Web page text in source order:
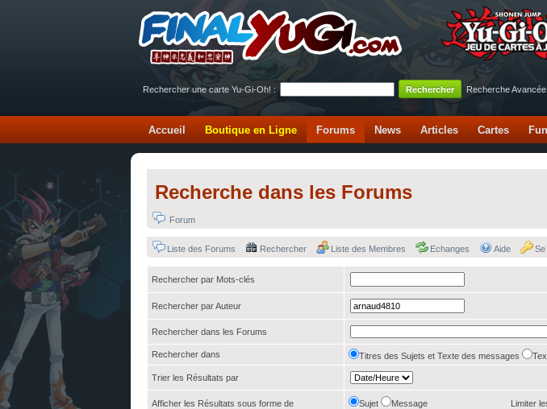
Rechercher une carte Yu-Gi-Oh! :
Recherche Avancée
Accueil Boutique en Ligne Forums News Articles Cartes
Recherche dans les Forums
Forum
Liste des Forums Rechercher Liste des Membres Echanges Aide
Rechercher par Mots-clés
Rechercher par Auteur
Rechercher dans les Forums
Rechercher dans Titres des Sujets et Texte des messages
Trier les Résultats par
Afficher les Résultats sous forme de Sujet Message Limiter